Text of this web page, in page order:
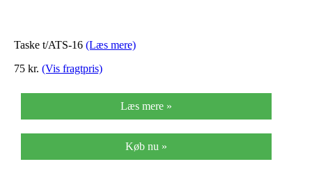
Taske t/ATS-16 (Læs mere)
75 kr. (Vis fragtpris)
Læs mere »
Køb nu »